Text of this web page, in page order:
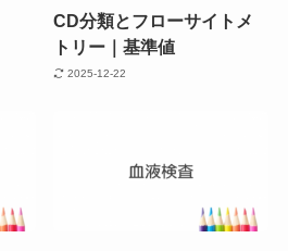
CD分類とフローサイトメ
トリー｜基準値
2025-12-22